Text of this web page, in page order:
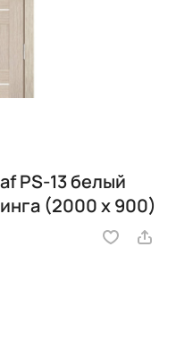
PS-13 белый
(2000 х 900)